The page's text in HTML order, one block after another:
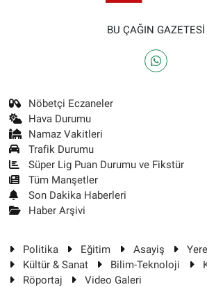
BU ÇAĞIN GAZETESİ
Nöbetçi Eczaneler
Hava Durumu
Namaz Vakitleri
Trafik Durumu
Süper Lig Puan Durumu ve Fikstür
Tüm Manşetler
Son Dakika Haberleri
Haber Arşivi
Politika Eğitim Asayiş
Kültür & Sanat
Bilim-Teknoloji
Röportaj
Video Galeri